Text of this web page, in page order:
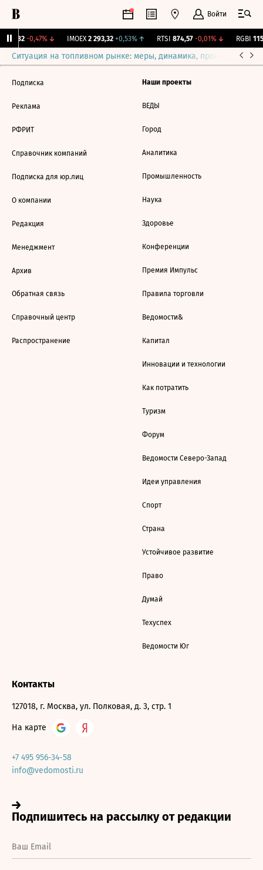
Войти
12,182 -0,47%↓ IMOEX 2 293,32 +0,53%↑ RTSI 874,57 -0,01%↓ RGBI
Ситуация на топливном рынке: меры, динамика, прогнозы
Подписка
Реклама
РФРИТ
Справочник компаний
Подписка для юр.лиц
О компании
Редакция
Менеджмент
Архив
Обратная связь
Справочный центр
Распространение
Наши проекты
ВЕДЫ
Город
Аналитика
Промышленность
Наука
Здоровье
Конференции
Премия Импульс
Правила торговли
Ведомости&
Капитал
Инновации и технологии
Как потратить
Туризм
Форум
Ведомости Северо-Запад
Идеи управления
Спорт
Страна
Устойчивое развитие
Право
Думай
Техуспех
Ведомости Юг
Контакты
127018, г. Москва, ул. Полковая, д. 3, стр. 1
На карте
+7 495 956-34-58
info@vedomosti.ru